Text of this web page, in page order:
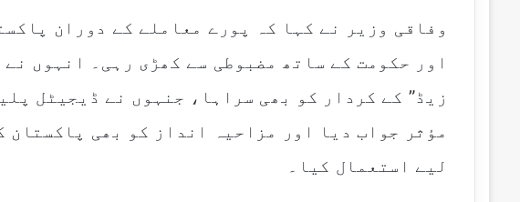
وفاقی وزیر نے کہا کہ پورے معاملے کے دوران
اور حکومت کے ساتھ مضبوطی سے کھڑی رہی۔ انہوں
زیڈ” کے کردار کو بھی سراہا، جنہوں نے ڈیجیٹل
مؤثر جواب دیا اور مزاحیہ انداز کو بھی پاکستان
لیے استعمال کیا۔